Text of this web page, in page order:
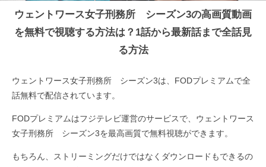
ウェントワース女子刑務所 シーズン3の高画質動画
を無料で視聴する方法は？1話から最新話まで全話見
る方法
ウェントワース女子刑務所 シーズン3は、FODプレミアムで全
話無料で配信されています。
FODプレミアムはフジテレビ運営のサービスで、ウェントワース
女子刑務所 シーズン3を最高画質で無料視聴ができます。
もちろん、ストリーミングだけではなくダウンロードもできるの